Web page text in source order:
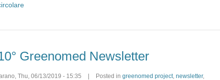
Greenomed Newsletter
Thu, 06/13/2019 - 15:35 | Posted in greenomed project newsletter,